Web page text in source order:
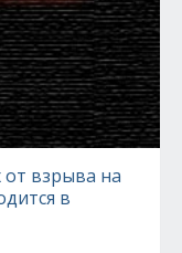
взрыва на
в